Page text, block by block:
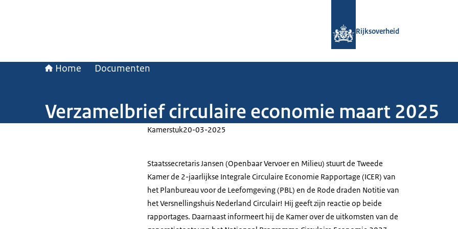
Rijksoverheid
Home Documenten
Verzamelbrief circulaire economie maart 2025
Kamerstuk20-03-2025
Staatssecretaris Jansen (Openbaar Vervoer en Milieu) stuurt de Tweede
Kamer de 2-jaarlijkse Integrale Circulaire Economie Rapportage (ICER) van
het Planbureau voor de Leefomgeving (PBL) en de Rode draden Notitie van
het Versnellingshuis Nederland Circulair! Hij geeft zijn reactie op beide
rapportages. Daarnaast informeert hij de Kamer over de uitkomsten van de